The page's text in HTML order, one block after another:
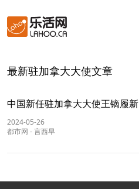
最新驻加拿大大使文章
中国新任驻加拿大大使王镝履新
2024-05-26
都市网 -言西早